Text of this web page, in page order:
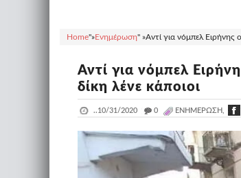
Home"»Ενημέρωση" »Αντί για νόμπελ Ειρήνης
Αντί για νόμπελ
δίκη λένε κάποιοι
..10/31/2020 _ 0 ΕΝΗΜΈΡΩΣΗ,